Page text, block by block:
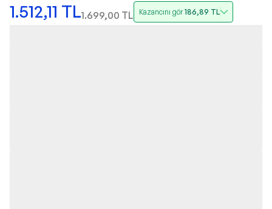
1.512,11 TL1.699,00 TL Kazancını gör186,89 TL